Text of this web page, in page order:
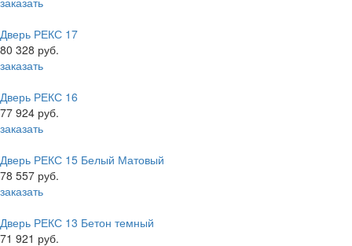
Дверь РЕКС 17
80 328 руб.
заказать
Дверь РЕКС 16
77 924 руб.
заказать
Дверь РЕКС 15 Белый Матовый
78 557 руб.
заказать
Дверь РЕКС 13 Бетон темный
71 921 руб.